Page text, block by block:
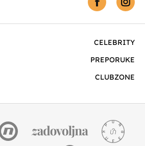
CELEBRITY
PREPORUKE
CLUBZONE